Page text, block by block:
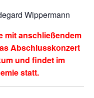
Wippermann
mit anschließendem
Abschlusskonzert
und findet im
statt.